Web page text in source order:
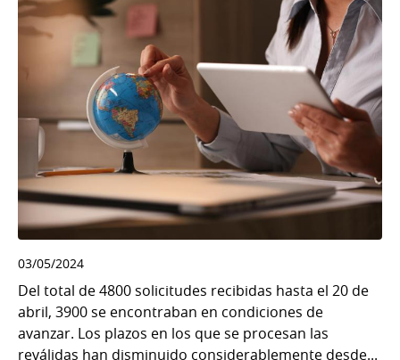
03/05/2024
Del total de 4800 solicitudes recibidas hasta el 20 de
abril, 3900 se encontraban en condiciones de
avanzar. Los plazos en los que se procesan las
reválidas han disminuido considerablemente desde...